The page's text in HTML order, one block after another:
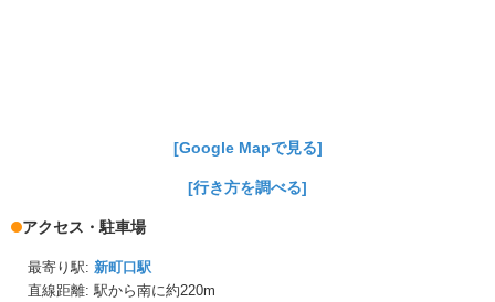
[Google Mapで見る]
[行き方を調べる]
アクセス・駐車場
最寄り駅: 新町口駅
直線距離: 駅から南に約220m